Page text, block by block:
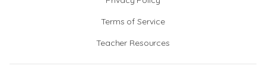
Terms of Service
Teacher Resources